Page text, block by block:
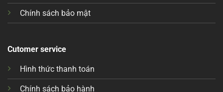
Chính sách bảo mật
Cutomer service
Hình thức thanh toán
Chính sách bảo hành